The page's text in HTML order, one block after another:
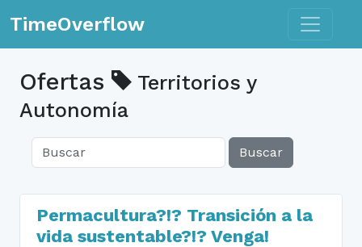
TimeOverflow Toggle
Ofertas
Territorios y
Autonomía
Buscar
Permacultura?!? Transición a la
vida sustentable?!? Venga!